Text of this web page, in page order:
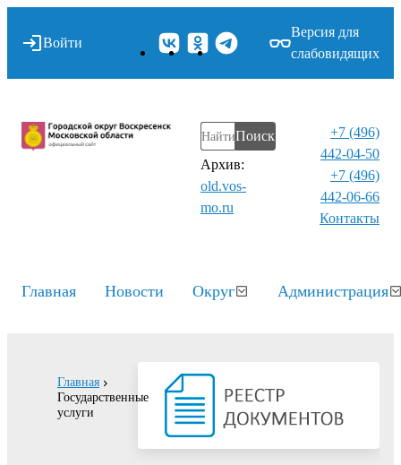
Войти
Версия для
слабовидящих
Поиск
Архив:
old.vos-
mo.ru
+7 (496)
442-04-50
+7 (496)
442-06-66
Контакты⁠
Главная Новости Округ Администрация
Главная
Государственные
услуги